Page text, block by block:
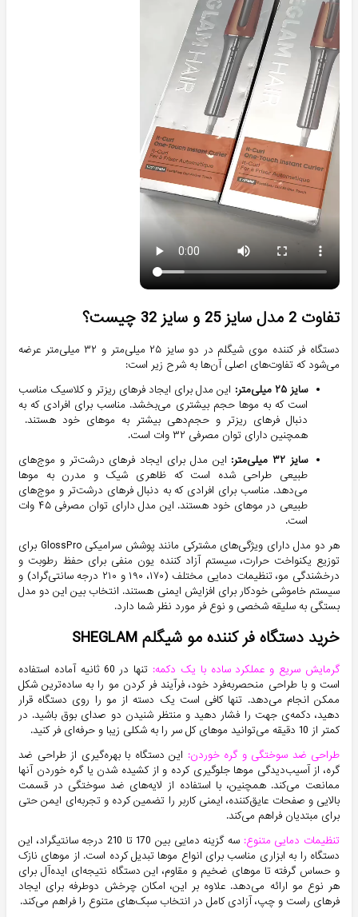
تفاوت 2 مدل سایز 25 و سایز 32 چیست؟
دستگاه فر کننده موی شیگلم در دو سایز ۲۵ میلی‌متر و ۳۲ میلی‌متر عرضه
می‌شود که تفاوت‌های اصلی آن‌ها به شرح زیر است:
سایز ۲۵ میلی‌متر:
این مدل برای ایجاد فرهای ریزتر و کلاسیک مناسب
است که به موها حجم بیشتری می‌بخشد. مناسب برای افرادی که به
دنبال فرهای ریزتر و حجم‌دهی بیشتر به موهای خود هستند.
همچنین دارای توان مصرفی ۳۲ وات است.
سایز ۳۲ میلی‌متر:
این مدل برای ایجاد فرهای درشت‌تر و موج‌های
طبیعی طراحی شده است که ظاهری شیک و مدرن به موها
می‌دهد. مناسب برای افرادی که به دنبال فرهای درشت‌تر و موج‌های
طبیعی در موهای خود هستند. این مدل دارای توان مصرفی ۴۵ وات
است.
هر دو مدل دارای ویژگی‌های مشترکی مانند پوشش سرامیکی GlossPro برای
توزیع یکنواخت حرارت، سیستم آزاد کننده یون منفی برای حفظ رطوبت و
درخشندگی مو، تنظیمات دمایی مختلف (۱۷۰، ۱۹۰ و ۲۱۰ درجه سانتی‌گراد) و
سیستم خاموشی خودکار برای افزایش ایمنی هستند. انتخاب بین این دو مدل
بستگی به سلیقه شخصی و نوع فر مورد نظر شما دارد.
خرید دستگاه فر کننده مو شیگلم SHEGLAM
گرمایش سریع و عملکرد ساده با یک دکمه:
تنها در 60 ثانیه آماده استفاده
است و با طراحی منحصربه‌فرد خود، فرآیند فر کردن مو را به ساده‌ترین شکل
ممکن انجام می‌دهد. تنها کافی است یک دسته از مو را روی دستگاه قرار
دهید، دکمه‌ی جهت را فشار دهید و منتظر شنیدن دو صدای بوق باشید. در
کمتر از 10 دقیقه می‌توانید موهای کل سر را به شکلی زیبا و حرفه‌ای فر کنید.
طراحی ضد سوختگی و گره خوردن: این دستگاه با بهره‌گیری از طراحی ضد
گره، از آسیب‌دیدگی موها جلوگیری کرده و از کشیده شدن یا گره خوردن آنها
ممانعت می‌کند. همچنین، با استفاده از لایه‌های ضد سوختگی در قسمت
بالایی و صفحات عایق‌کننده، ایمنی کاربر را تضمین کرده و تجربه‌ای ایمن حتی
برای مبتدیان فراهم می‌کند.
تنظیمات دمایی متنوع:
سه گزینه دمایی بین 170 تا 210 درجه سانتیگراد، این
دستگاه را به ابزاری مناسب برای انواع موها تبدیل کرده است. از موهای نازک
و حساس گرفته تا موهای ضخیم و مقاوم، این دستگاه نتیجه‌ای ایده‌آل برای
هر نوع مو ارائه می‌دهد. علاوه بر این، امکان چرخش دوطرفه برای ایجاد
فرهای راست و چپ، آزادی کامل در انتخاب سبک‌های متنوع را فراهم می‌کند.